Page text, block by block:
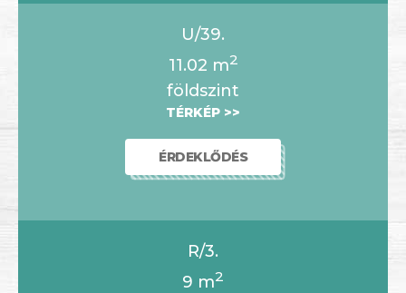
U/39.
11.02 m2
földszint
TÉRKÉP >>
ÉRDEKLŐDÉS
R/3.
9 m2